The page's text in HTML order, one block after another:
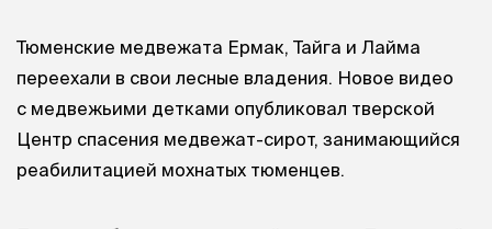
Тюменские медвежата Ермак, Тайга и Лайма
переехали в свои лесные владения. Новое видео
с медвежьими детками опубликовал тверской
Центр спасения медвежат-сирот, занимающийся
реабилитацией мохнатых тюменцев.